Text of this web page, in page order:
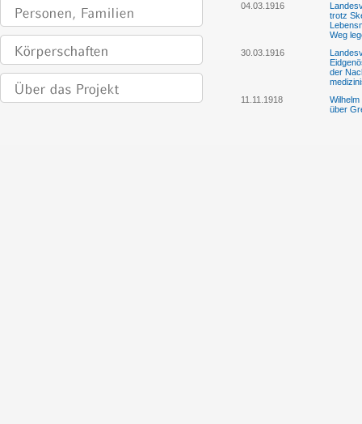
04.03.1916
trotz
Weg
30.03.1916
der
11.11.1918
über